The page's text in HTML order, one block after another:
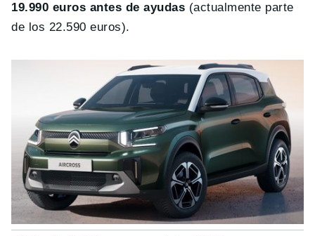
19.990 euros antes de ayudas (actualmente parte
de los 22.590 euros).